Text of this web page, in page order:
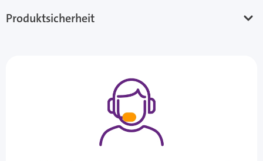
Produktsicherheit